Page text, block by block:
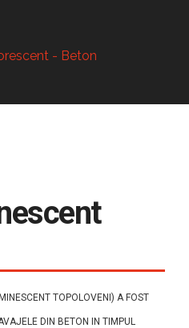
TOPOLOVENI) A FOST
DIN BETON IN TIMPUL